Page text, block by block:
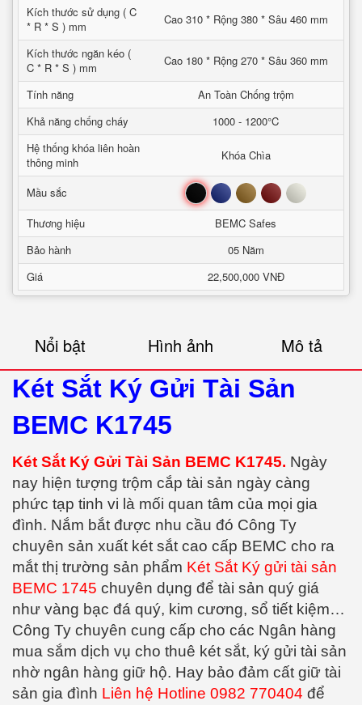
Kích thước sử dụng ( C
* R * S ) mm
Cao 310 * Rộng 380 * Sâu 460 mm
Kích thước ngăn kéo (
C * R * S ) mm
Cao 180 * Rộng 270 * Sâu 360 mm
Tính năng
An Toàn Chống trộm
Khả năng chống cháy
1000 - 1200°C
Hệ thống khóa liên hoàn
thông minh
Khóa Chìa
Mầu sắc Đen Xanh Nâu Đỏ Trắng
Thương hiệu
BEMC Safes
Bảo hành
05 Năm
Giá
22,500,000 VNĐ
Nổi bật Hình ảnh Mô tả
Két Sắt Ký Gửi Tài Sản
BEMC K1745
Két Sắt Ký Gửi Tài Sản BEMC K1745. Ngày
nay hiện tượng trộm cắp tài sản ngày càng
phức tạp tinh vi là mối quan tâm của mọi gia
đình. Nắm bắt được nhu cầu đó Công Ty
chuyên sản xuất két sắt cao cấp BEMC cho ra
mắt thị trường sản phẩm Két Sắt Ký gửi tài sản
BEMC 1745 chuyên dụng để tài sản quý giá
như vàng bạc đá quý, kim cương, sổ tiết kiệm…
Công Ty chuyên cung cấp cho các Ngân hàng
mua sắm dịch vụ cho thuê két sắt, ký gửi tài sản
nhờ ngân hàng giữ hộ. Hay bảo đảm cất giữ tài
sản gia đình Liên hệ Hotline 0982 770404 để